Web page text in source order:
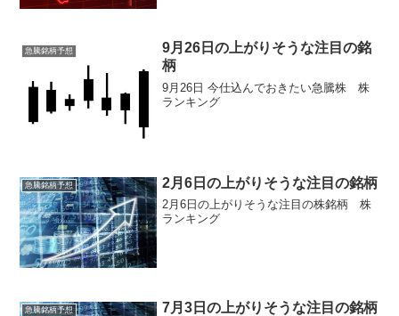
急騰銘柄予想
9月26日の上がりそうな注目の銘
柄
9月26日 今仕込んでおきたい急騰株 株
ランキング
急騰銘柄予想 2月6日の上がりそうな注目の銘柄
2月6日の上がりそうな注目の株銘柄 株
ランキング
急騰銘柄予想 7月3日の上がりそうな注目の銘柄